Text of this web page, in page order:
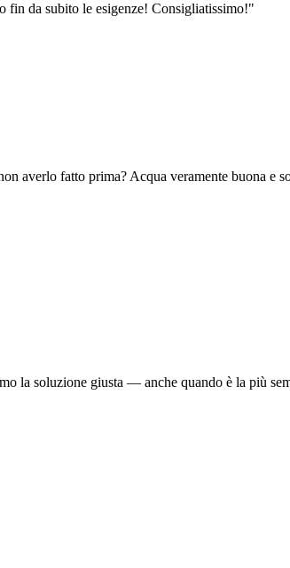
fin da subito le esigenze! Consigliatissimo!"
averlo fatto prima? Acqua veramente buona e
la soluzione giusta — anche quando è la più